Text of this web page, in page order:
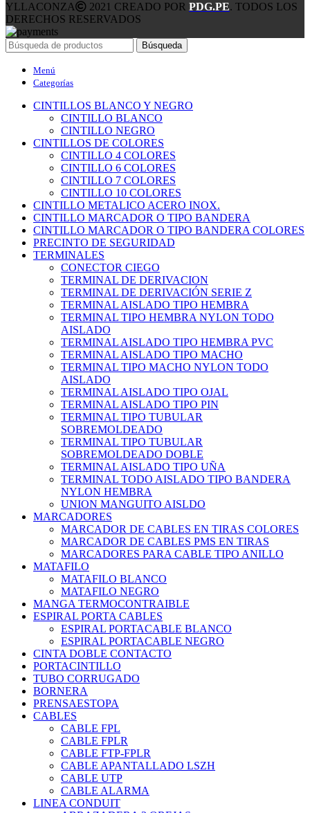
YLLACONZA 2021 CREADO POR PDG.PE. TODOS LOS
DERECHOS RESERVADOS
Búsqueda
Menú
Categorías
CINTILLOS BLANCO Y NEGRO
CINTILLO BLANCO
CINTILLO NEGRO
CINTILLOS DE COLORES
CINTILLO 4 COLORES
CINTILLO 6 COLORES
CINTILLO 7 COLORES
CINTILLO 10 COLORES
CINTILLO METALICO ACERO INOX.
CINTILLO MARCADOR O TIPO BANDERA
CINTILLO MARCADOR O TIPO BANDERA COLORES
PRECINTO DE SEGURIDAD
TERMINALES
CONECTOR CIEGO
TERMINAL DE DERIVACION
TERMINAL DE DERIVACIÓN SERIE Z
TERMINAL AISLADO TIPO HEMBRA
TERMINAL TIPO HEMBRA NYLON TODO
AISLADO
TERMINAL AISLADO TIPO HEMBRA PVC
TERMINAL AISLADO TIPO MACHO
TERMINAL TIPO MACHO NYLON TODO
AISLADO
TERMINAL AISLADO TIPO OJAL
TERMINAL AISLADO TIPO PIN
TERMINAL TIPO TUBULAR
SOBREMOLDEADO
TERMINAL TIPO TUBULAR
SOBREMOLDEADO DOBLE
TERMINAL AISLADO TIPO UÑA
TERMINAL TODO AISLADO TIPO BANDERA
NYLON HEMBRA
UNION MANGUITO AISLDO
MARCADORES
MARCADOR DE CABLES EN TIRAS COLORES
MARCADOR DE CABLES PMS EN TIRAS
MARCADORES PARA CABLE TIPO ANILLO
MATAFILO
MATAFILO BLANCO
MATAFILO NEGRO
MANGA TERMOCONTRAIBLE
ESPIRAL PORTA CABLES
ESPIRAL PORTACABLE BLANCO
ESPIRAL PORTACABLE NEGRO
CINTA DOBLE CONTACTO
PORTACINTILLO
TUBO CORRUGADO
BORNERA
PRENSAESTOPA
CABLES
CABLE FPL
CABLE FPLR
CABLE FTP-FPLR
CABLE APANTALLADO LSZH
CABLE UTP
CABLE ALARMA
LINEA CONDUIT